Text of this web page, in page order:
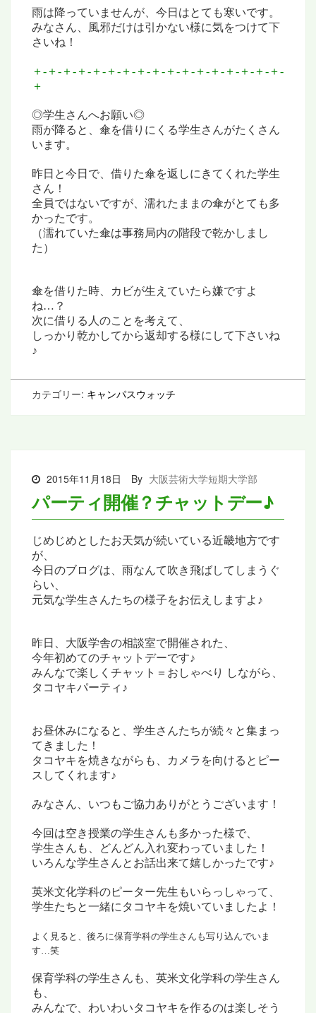
雨は降っていませんが、今日はとても寒いです。
みなさん、風邪だけは引かない様に気をつけて下
さいね！
＋-＋-＋-＋-＋-＋-＋-＋-＋-＋-＋-＋-＋-＋-＋-＋-＋-
＋
◎学生さんへお願い◎
雨が降ると、傘を借りにくる学生さんがたくさん
います。
昨日と今日で、借りた傘を返しにきてくれた学生
さん！
全員ではないですが、濡れたままの傘がとても多
かったです。
（濡れていた傘は事務局内の階段で乾かしまし
た）
傘を借りた時、カビが生えていたら嫌ですよ
ね…？
次に借りる人のことを考えて、
しっかり乾かしてから返却する様にして下さいね
♪
カテゴリー: キャンパスウォッチ
2015年11月18日 By 大阪芸術大学短期大学部
パーティ開催？チャットデー♪
じめじめとしたお天気が続いている近畿地方です
が、
今日のブログは、雨なんて吹き飛ばしてしまうぐ
らい、
元気な学生さんたちの様子をお伝えしますよ♪
昨日、大阪学舎の相談室で開催された、
今年初めてのチャットデーです♪
みんなで楽しくチャット＝おしゃべり しながら、
タコヤキパーティ♪
お昼休みになると、 学生さんたちが続々と集まっ
てきました！
タコヤキを焼きながらも、
カメラを向けるとピー
スしてくれます♪
みなさん、いつもご協力ありがとうございます！
今回は空き授業の学生さんも多かった様で、
学生さんも、どんどん入れ変わっていました！
いろんな学生さんとお話出来て嬉しかったです♪
英米文化学科のピーター先生もいらっしゃって、
学生たちと一緒にタコヤキを焼いていましたよ！
よく見ると、後ろに保育学科の学生さんも写り込んでいま
す…笑
保育学科の学生さんも、英米文化学科の学生さん
も、
みんなで、わいわいタコヤキを作るのは楽しそう